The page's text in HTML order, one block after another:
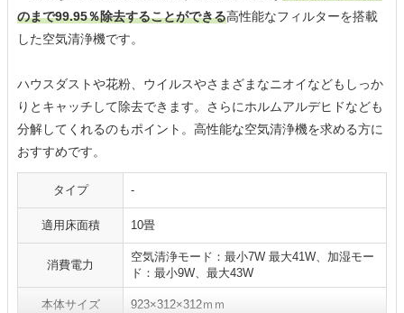
のまで99.95％除去することができる高性能なフィルターを搭載
した空気清浄機です。
ハウスダストや花粉、ウイルスやさまざまなニオイなどもしっか
りとキャッチして除去できます。さらにホルムアルデヒドなども
分解してくれるのもポイント。高性能な空気清浄機を求める方に
おすすめです。
タイプ -
適用床面積 10畳
消費電力
空気清浄モード：最小7W 最大41W、加湿モー
ド：最小9W、最大43W
本体サイズ 923×312×312ｍｍ